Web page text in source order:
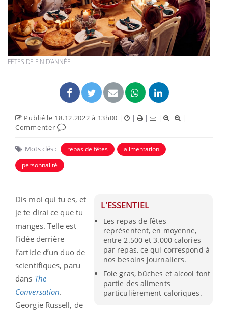
FÊTES DE FIN D’ANNÉE
Publié le 18.12.2022 à 13h00 | | | |
|
Commenter
Mots clés : repas de fêtes
alimentation
personnalité
L'ESSENTIEL
Les repas de fêtes
représentent, en moyenne,
entre 2.500 et 3.000 calories
par repas, ce qui correspond à
nos besoins journaliers.
Foie gras, bûches et alcool font
partie des aliments
particulièrement caloriques.
Dis moi qui tu es, et
je te dirai ce que tu
manges. Telle est
l’idée derrière
l’article d’un duo de
scientifiques, paru
dans The
Conversation.
Georgie Russell, de